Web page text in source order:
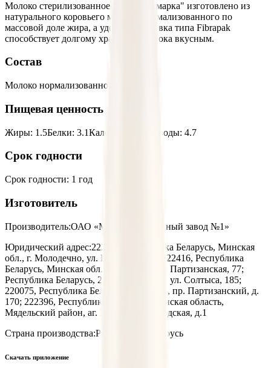
Молоко стерилизованное "Минская марка" изготовлено из
натурального коровьего молока, нормализованного по
массовой доле жира, а удобная упаковка типа Fibrapak
способствует долгому хранению молока вкусным.
Состав
Молоко нормализованное.
Пищевая ценность на 100г
Жиры: 1.5Белки: 3.1Калории Углеводы: 4.7
Срок годности
Срок годности: 1 год
Изготовитель
Производитель:ОАО «Минский молочный завод №1»
Юридический адрес:222310, Республика Беларусь, Минская
обл., г. Молодечно, ул. Нагорная, д.7; 222416, Республика
Беларусь, Минская обл., г. Вилейка, ул. Партизанская, 77;
Республика Беларусь, 220070. г.Минск, ул. Солтыса, 185;
220075, Республика Беларусь, г. Минск, пр. Партизанский, д.
170; 222396, Республика Беларусь, Минская область,
Мядельский район, аг. Нарочь, ул. Заводская, д.1
Страна производства:Республика Беларусь
Скачать приложение